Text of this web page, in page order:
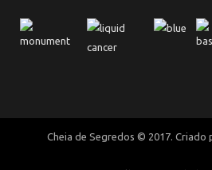
Cheia de Segredos © 2017. Criado